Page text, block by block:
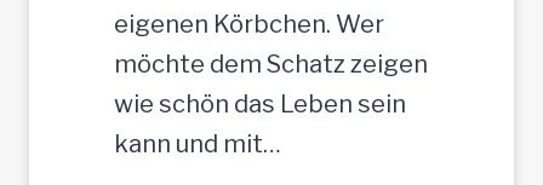
eigenen Körbchen. Wer
möchte dem Schatz zeigen
wie schön das Leben sein
kann und mit…